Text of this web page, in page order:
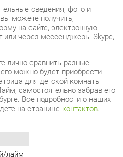
сравнить разные
можно будет приобрести
для детской комнаты
самостоятельно забрав его
Все подробности о наших
на страницеконтактов.
первым своим мнением.